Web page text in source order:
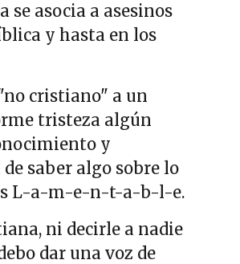
asocia a asesinos
y hasta en los
cristiano" a un
tristeza algún
y
saber algo sobre lo
L-a-m-e-n-t-a-b-l-e.
ni decirle a nadie
dar una voz de